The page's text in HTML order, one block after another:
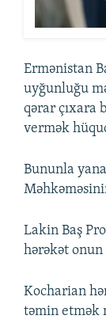
Ermənistan
uyğunluğu
qərar çıxara
vermək
Bununla
Lakin Baş
hərəkət
Kocharian
təmin etmək